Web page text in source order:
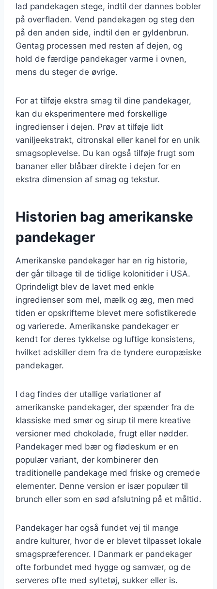
lad pandekagen stege, indtil der dannes bobler
på overfladen. Vend pandekagen og steg den
på den anden side, indtil den er gyldenbrun.
Gentag processen med resten af dejen, og
hold de færdige pandekager varme i ovnen,
mens du steger de øvrige.
For at tilføje ekstra smag til dine pandekager,
kan du eksperimentere med forskellige
ingredienser i dejen. Prøv at tilføje lidt
vaniljeekstrakt, citronskal eller kanel for en unik
smagsoplevelse. Du kan også tilføje frugt som
bananer eller blåbær direkte i dejen for en
ekstra dimension af smag og tekstur.
Historien bag amerikanske
pandekager
Amerikanske pandekager har en rig historie,
der går tilbage til de tidlige kolonitider i USA.
Oprindeligt blev de lavet med enkle
ingredienser som mel, mælk og æg, men med
tiden er opskrifterne blevet mere sofistikerede
og varierede. Amerikanske pandekager er
kendt for deres tykkelse og luftige konsistens,
hvilket adskiller dem fra de tyndere europæiske
pandekager.
I dag findes der utallige variationer af
amerikanske pandekager, der spænder fra de
klassiske med smør og sirup til mere kreative
versioner med chokolade, frugt eller nødder.
Pandekager med bær og flødeskum er en
populær variant, der kombinerer den
traditionelle pandekage med friske og cremede
elementer. Denne version er især populær til
brunch eller som en sød afslutning på et måltid.
Pandekager har også fundet vej til mange
andre kulturer, hvor de er blevet tilpasset lokale
smagspræferencer. I Danmark er pandekager
ofte forbundet med hygge og samvær, og de
serveres ofte med syltetøj, sukker eller is.